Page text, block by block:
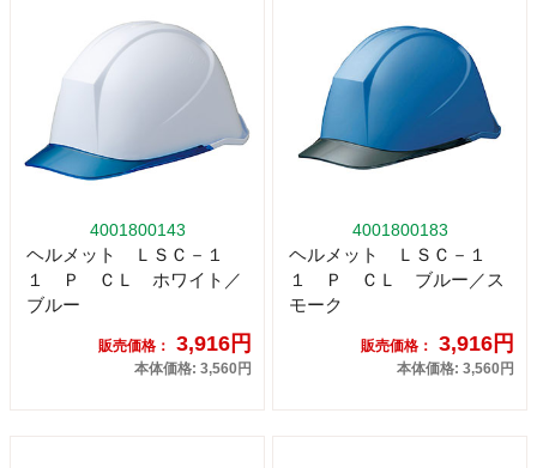
4001800143
ヘルメット ＬＳＣ－１
１ Ｐ ＣＬ ホワイト／
ブルー
販売価格： 3,916円
本体価格: 3,560円
4001800183
ヘルメット ＬＳＣ－１
１ Ｐ ＣＬ ブルー／ス
モーク
販売価格： 3,916円
本体価格: 3,560円